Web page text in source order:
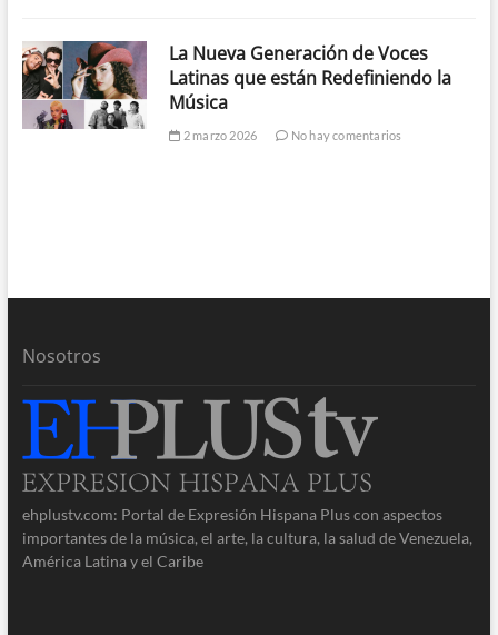
La Nueva Generación de Voces
Latinas que están Redefiniendo la
Música
2 marzo 2026 No hay comentarios
Nosotros
ehplustv.com: Portal de Expresión Hispana Plus con aspectos
importantes de la música, el arte, la cultura, la salud de Venezuela,
América Latina y el Caribe